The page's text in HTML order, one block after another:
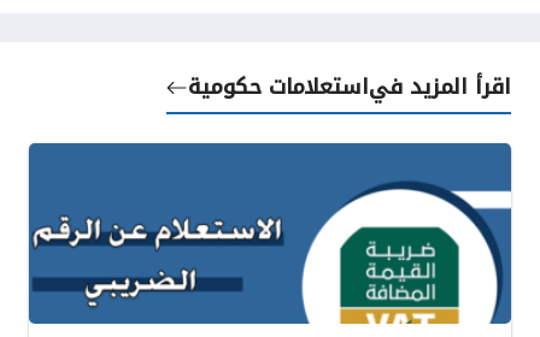
اقرأ المزيد فياستعلامات حكومية